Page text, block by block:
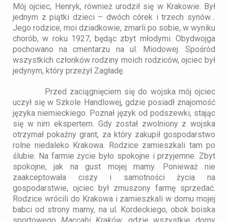
Mój ojciec, Henryk, również urodził się w Krakowie. Był
jednym z piątki dzieci – dwóch córek i trzech synów…
Jego rodzice, moi dziadkowie, zmarli po sobie, w wyniku
chorób, w roku 1927, będąc zbyt młodymi. Obydwojga
pochowano na cmentarzu na ul. Miodowej. Spośród
wszystkich członków rodziny moich rodziców, ojciec był
jedynym, który przeżył Zagładę.
Przed zaciągnięciem się do wojska mój ojciec
uczył się w Szkole Handlowej, gdzie posiadł znajomość
języka niemieckiego. Poznał język od podszewki, stając
się w nim ekspertem. Gdy został zwolniony z wojska
otrzymał pokaźny grant, za który zakupił gospodarstwo
rolne niedaleko Krakowa. Rodzice zamieszkali tam po
ślubie. Na farmie życie było spokojne i przyjemne. Zbyt
spokojne, jak na gust mojej mamy. Ponieważ nie
zaakceptowała ciszy i samotności życia na
gospodarstwie, ojciec był zmuszony farmę sprzedać.
Rodzice wrócili do Krakowa i zamieszkali w domu mojej
babci od strony mamy, na ul. Kordeckiego, obok boiska